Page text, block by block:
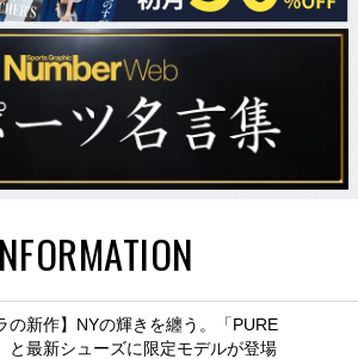
の新作】NYの輝きを纏う。「PURE
と最新シューズに限定モデルが登場